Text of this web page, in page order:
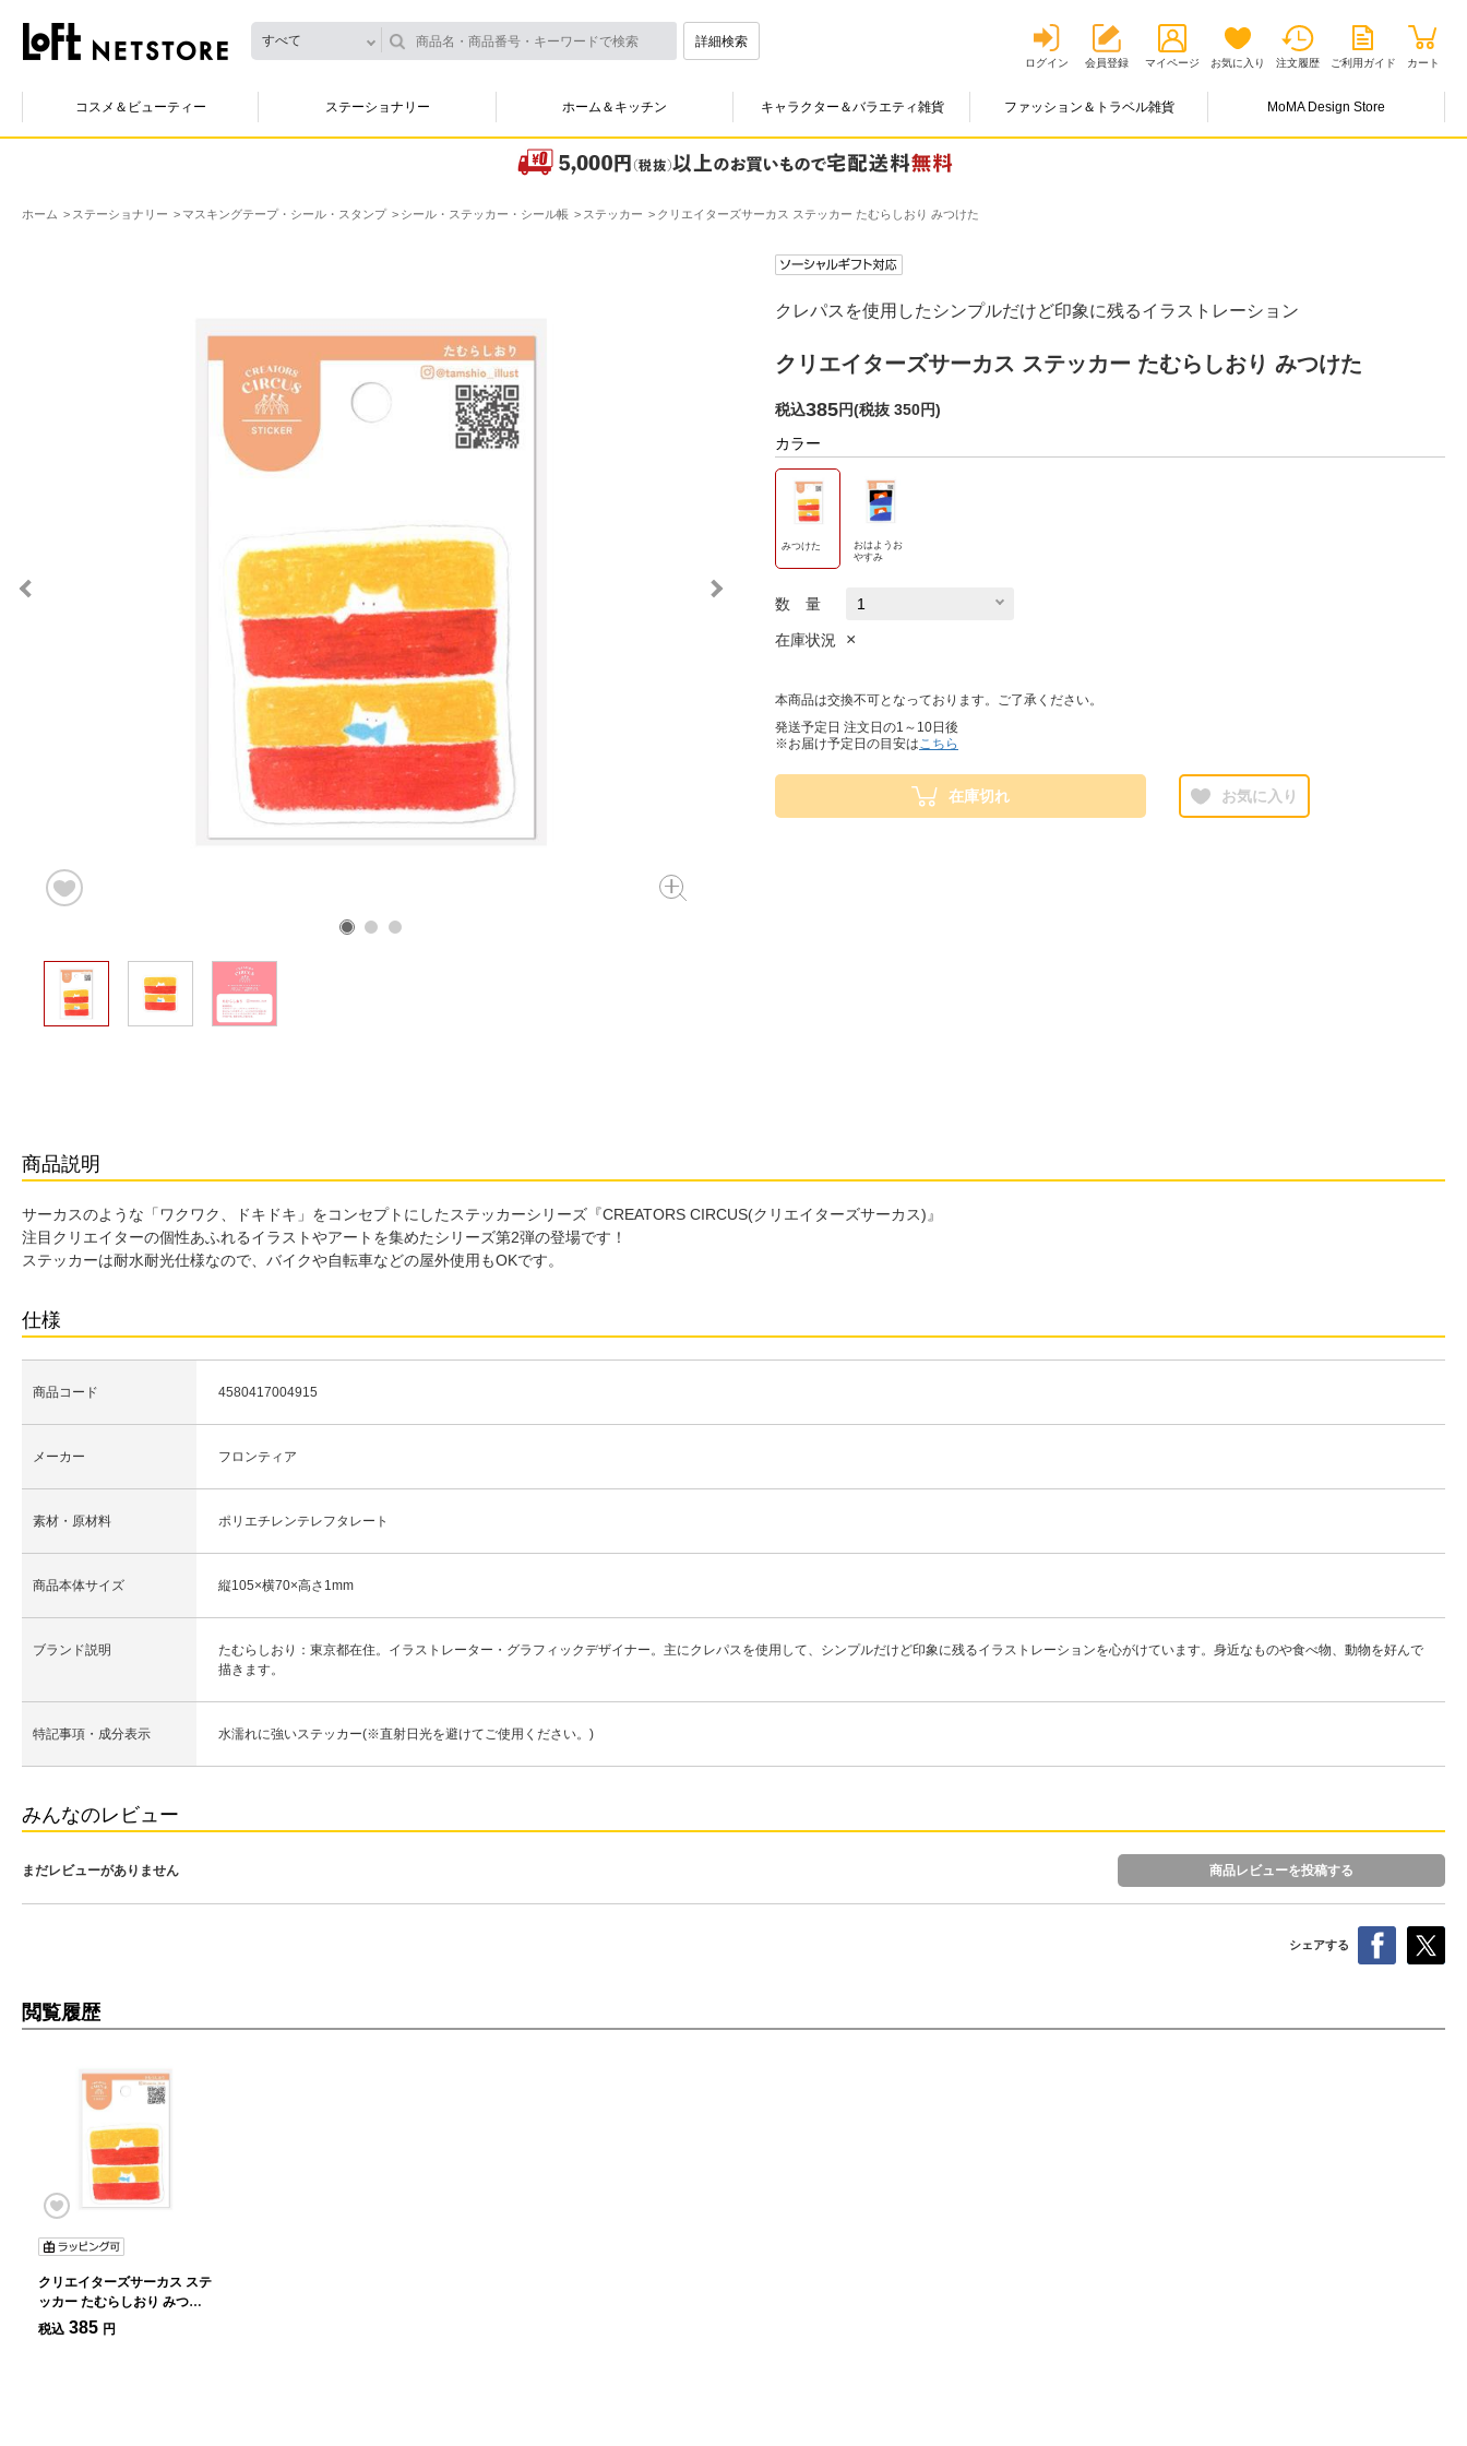
すべて 詳細検索
ログイン 会員登録 マイページ お気に入り 注文履歴 ご利用ガイド カート
コスメ＆ビューティー ステーショナリー ホーム＆キッチン キャラクター＆バラエティ雑貨 ファッション＆トラベル雑貨 MoMA Design Store
ホーム ステーショナリー マスキングテープ・シール・スタンプ シール・ステッカー・シール帳 ステッカー クリエイターズサーカス ステッカー たむらしおり みつけた
クレパスを使用したシンプルだけど印象に残るイラストレーション
クリエイターズサーカス ステッカー たむらしおり みつけた
税込385円(税抜 350円)
カラー
みつけた
おはようお
やすみ
数 量
在庫状況 ×
本商品は交換不可となっております。ご了承ください。
発送予定日 注文日の1～10日後
※お届け予定日の目安はこちら
在庫切れ お気に入り
商品説明
サーカスのような「ワクワク、ドキドキ」をコンセプトにしたステッカーシリーズ『CREATORS CIRCUS(クリエイターズサーカス)』
注目クリエイターの個性あふれるイラストやアートを集めたシリーズ第2弾の登場です！
ステッカーは耐水耐光仕様なので、バイクや自転車などの屋外使用もOKです。
仕様
商品コード 4580417004915
メーカー フロンティア
素材・原材料 ポリエチレンテレフタレート
商品本体サイズ 縦105×横70×高さ1mm
ブランド説明
たむらしおり：東京都在住。イラストレーター・グラフィックデザイナー。主にクレパスを使用して、シンプルだけど印象に残るイラストレーションを心がけています。身近なものや食べ物、動物を好んで
描きます。
特記事項・成分表示 水濡れに強いステッカー(※直射日光を避けてご使用ください。)
みんなのレビュー
まだレビューがありません 商品レビューを投稿する
シェアする
閲覧履歴
クリエイターズサーカス ステ
ッカー たむらしおり みつけ
た
税込 385 円